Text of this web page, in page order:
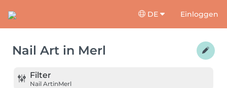
DE Einloggen
Nail Art in Merl
Filter
Nail ArtinMerl